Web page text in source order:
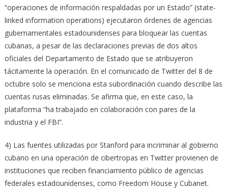
“operaciones de información respaldadas por un Estado” (state-
linked information operations) ejecutaron órdenes de agencias
gubernamentales estadounidenses para bloquear las cuentas
cubanas, a pesar de las declaraciones previas de dos altos
oficiales del Departamento de Estado que se atribuyeron
tácitamente la operación. En el comunicado de Twitter del 8 de
octubre solo se menciona esta subordinación cuando describe las
cuentas rusas eliminadas. Se afirma que, en este caso, la
plataforma “ha trabajado en colaboración con pares de la
industria y el FBI”.
4) Las fuentes utilizadas por Stanford para incriminar al gobierno
cubano en una operación de cibertropas en Twitter provienen de
instituciones que reciben financiamiento público de agencias
federales estadounidenses, como Freedom House y Cubanet.